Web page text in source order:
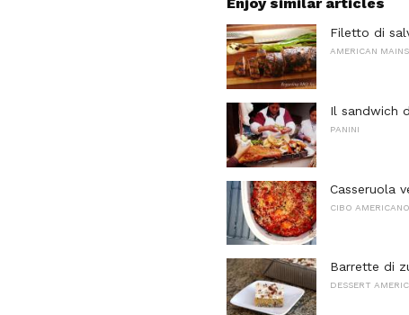
Enjoy similar articles
Filetto di
AMERICAN MAINS
Il sandwich
PANINI
Casseruola
CIBO AMERICANO
Barrette di
DESSERT